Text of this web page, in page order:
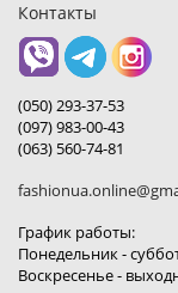
Контакты
(050) 293-37-53
(097) 983-00-43
(063) 560-74-81
График работы:
Понедельник -
Воскресенье -